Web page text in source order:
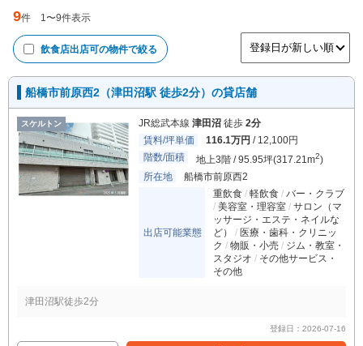
9件 1〜9件表示
飲食店出店可の物件で絞る
船橋市前原西2（津田沼駅 徒歩2分）の貸店舗
スケルトン JR総武本線 津田沼 徒歩 2分
賃料/坪単価
116.1万円 / 12,100円
階数/面積
地上3階 / 95.95坪(317.21m2)
所在地
船橋市前原西2
出店可能業態
重飲食 軽飲食
バー・クラブ
美容室・理容室
サロン（マ
ッサージ・エステ・ネイルな
ど）
医療・歯科・クリニッ
ク
物販・小売
ジム・教室・
スタジオ
その他サービス・
その他
津田沼駅徒歩2分
登録日：2026-07-16